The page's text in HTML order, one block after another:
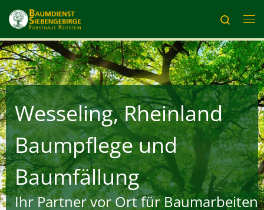
Zum Inhalt springen
Search
Wesseling, Rheinland
Baumpflege und
Baumfällung
Ihr Partner vor Ort für Baumarbeiten